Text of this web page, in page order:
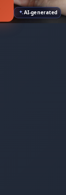
AI-generated